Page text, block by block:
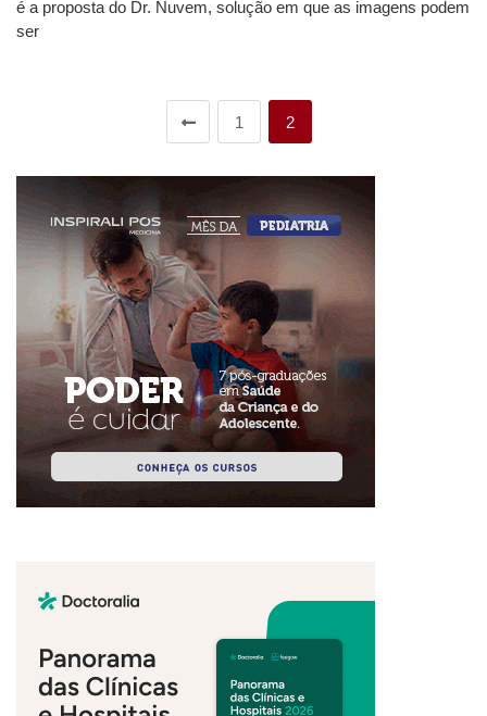
é a proposta do Dr. Nuvem, solução em que as imagens podem
ser
1 2